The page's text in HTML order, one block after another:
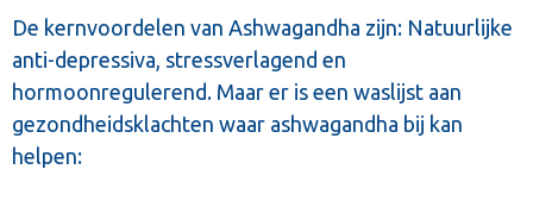
De kernvoordelen van Ashwagandha zijn: Natuurlijke
anti-depressiva, stressverlagend en
hormoonregulerend. Maar er is een waslijst aan
gezondheidsklachten waar ashwagandha bij kan
helpen: